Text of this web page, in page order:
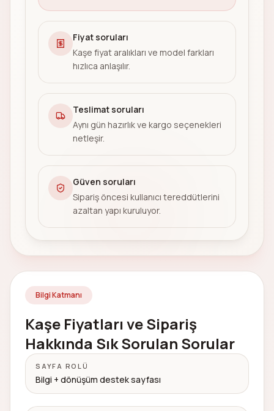
Fiyat soruları
Kaşe fiyat aralıkları ve model farkları
hızlıca anlaşılır.
Teslimat soruları
Aynı gün hazırlık ve kargo seçenekleri
netleşir.
Güven soruları
Sipariş öncesi kullanıcı tereddütlerini
azaltan yapı kuruluyor.
Bilgi Katmanı
Kaşe Fiyatları ve Sipariş
Hakkında Sık Sorulan Sorular
SAYFA ROLÜ
Bilgi + dönüşüm destek sayfası